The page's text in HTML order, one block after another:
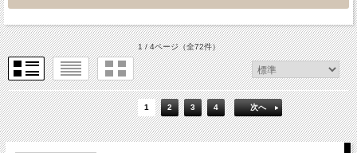
1 / 4ページ（全72件）
1 2 3 4 次へ